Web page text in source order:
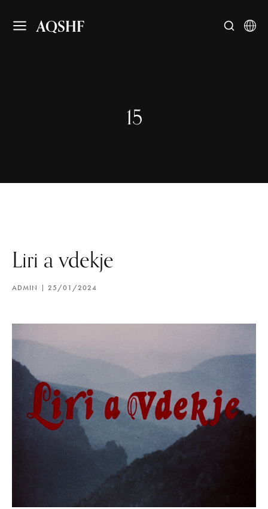
AQSHF
15
Liri a vdekje
ADMIN 25/01/2024